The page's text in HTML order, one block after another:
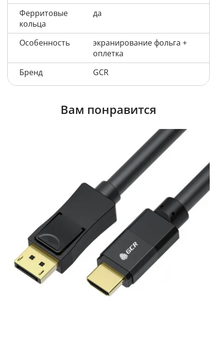
Ферритовые
кольца
да
Особенность
экранирование фольга +
оплетка
Бренд
GCR
Вам понравится